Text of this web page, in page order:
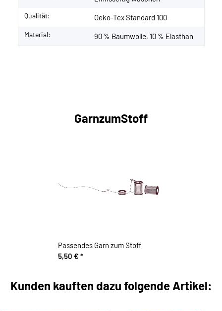
Qualität: Oeko-Tex Standard 100
Material: 90 % Baumwolle, 10 % Elasthan
GarnzumStoff
Passendes Garn zum Stoff
5,50 € *
Kunden kauften dazu folgende Artikel: